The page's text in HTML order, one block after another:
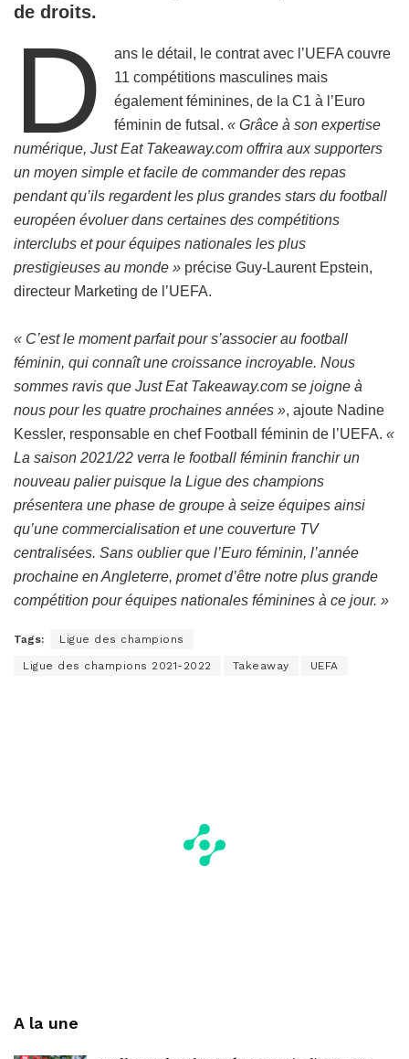
de droits.
D
ans le détail, le contrat avec l’UEFA couvre
11 compétitions masculines mais
également féminines, de la C1 à l’Euro
féminin de futsal.« Grâce à son expertise
numérique, Just Eat Takeaway.com offrira aux supporters
un moyen simple et facile de commander des repas
pendant qu’ils regardent les plus grandes stars du football
européen évoluer dans certaines des compétitions
interclubs et pour équipes nationales les plus
prestigieuses au monde » précise Guy-Laurent Epstein,
directeur Marketing de l’UEFA.
« C’est le moment parfait pour s’associer au football
féminin, qui connaît une croissance incroyable. Nous
sommes ravis que Just Eat Takeaway.com se joigne à
nous pour les quatre prochaines années », ajoute Nadine
Kessler, responsable en chef Football féminin de l’UEFA. «
La saison 2021/22 verra le football féminin franchir un
nouveau palier puisque la Ligue des champions
présentera une phase de groupe à seize équipes ainsi
qu’une commercialisation et une couverture TV
centralisées. Sans oublier que l’Euro féminin, l’année
prochaine en Angleterre, promet d’être notre plus grande
compétition pour équipes nationales féminines à ce jour. »
Tags: Ligue des champions
Ligue des champions 2021-2022 Takeaway UEFA
A la une